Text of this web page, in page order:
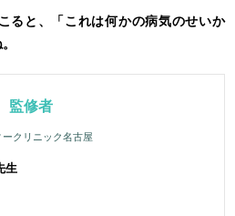
ると、「これは何かの病気のせいか
監修者
ークリニック名古屋
生